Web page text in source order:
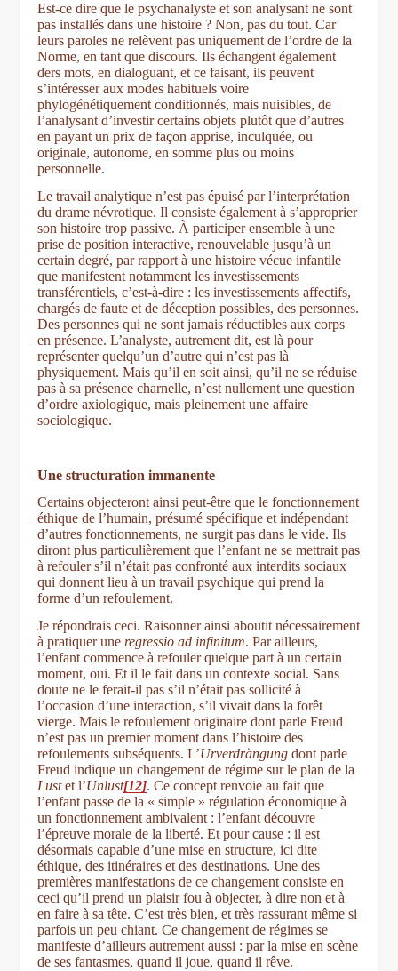
Est-ce dire que le psychanalyste et son analysant ne sont
pas installés dans une histoire ? Non, pas du tout. Car
leurs paroles ne relèvent pas uniquement de l’ordre de la
Norme, en tant que discours. Ils échangent également
ders mots, en dialoguant, et ce faisant, ils peuvent
s’intéresser aux modes habituels voire
phylogénétiquement conditionnés, mais nuisibles, de
l’analysant d’investir certains objets plutôt que d’autres
en payant un prix de façon apprise, inculquée, ou
originale, autonome, en somme plus ou moins
personnelle.
Le travail analytique n’est pas épuisé par l’interprétation
du drame névrotique. Il consiste également à s’approprier
son histoire trop passive. À participer ensemble à une
prise de position interactive, renouvelable jusqu’à un
certain degré, par rapport à une histoire vécue infantile
que manifestent notamment les investissements
transférentiels, c’est-à-dire : les investissements affectifs,
chargés de faute et de déception possibles, des personnes.
Des personnes qui ne sont jamais réductibles aux corps
en présence. L’analyste, autrement dit, est là pour
représenter quelqu’un d’autre qui n’est pas là
physiquement. Mais qu’il en soit ainsi, qu’il ne se réduise
pas à sa présence charnelle, n’est nullement une question
d’ordre axiologique, mais pleinement une affaire
sociologique.
Une structuration immanente
Certains objecteront ainsi peut-être que le fonctionnement
éthique de l’humain, présumé spécifique et indépendant
d’autres fonctionnements, ne surgit pas dans le vide. Ils
diront plus particulièrement que l’enfant ne se mettrait pas
à refouler s’il n’était pas confronté aux interdits sociaux
qui donnent lieu à un travail psychique qui prend la
forme d’un refoulement.
Je répondrais ceci. Raisonner ainsi aboutit nécessairement
à pratiquer uneregressio ad infinitum. Par ailleurs,
l’enfant commence à refouler quelque part à un certain
moment, oui. Et il le fait dans un contexte social. Sans
doute ne le ferait-il pas s’il n’était pas sollicité à
l’occasion d’une interaction, s’il vivait dans la forêt
vierge. Mais le refoulement originaire dont parle Freud
n’est pas un premier moment dans l’histoire des
refoulements subséquents. L’Urverdrängung dont parle
Freud indique un changement de régime sur le plan de la
Lustet l’Unlust[12]. Ce concept renvoie au fait que
l’enfant passe de la « simple » régulation économique à
un fonctionnement ambivalent : l’enfant découvre
l’épreuve morale de la liberté. Et pour cause : il est
désormais capable d’une mise en structure, ici dite
éthique, des itinéraires et des destinations. Une des
premières manifestations de ce changement consiste en
ceci qu’il prend un plaisir fou à objecter, à dire non et à
en faire à sa tête. C’est très bien, et très rassurant même si
parfois un peu chiant. Ce changement de régimes se
manifeste d’ailleurs autrement aussi : par la mise en scène
de ses fantasmes, quand il joue, quand il rêve.